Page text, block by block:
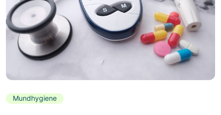
Mundhygiene